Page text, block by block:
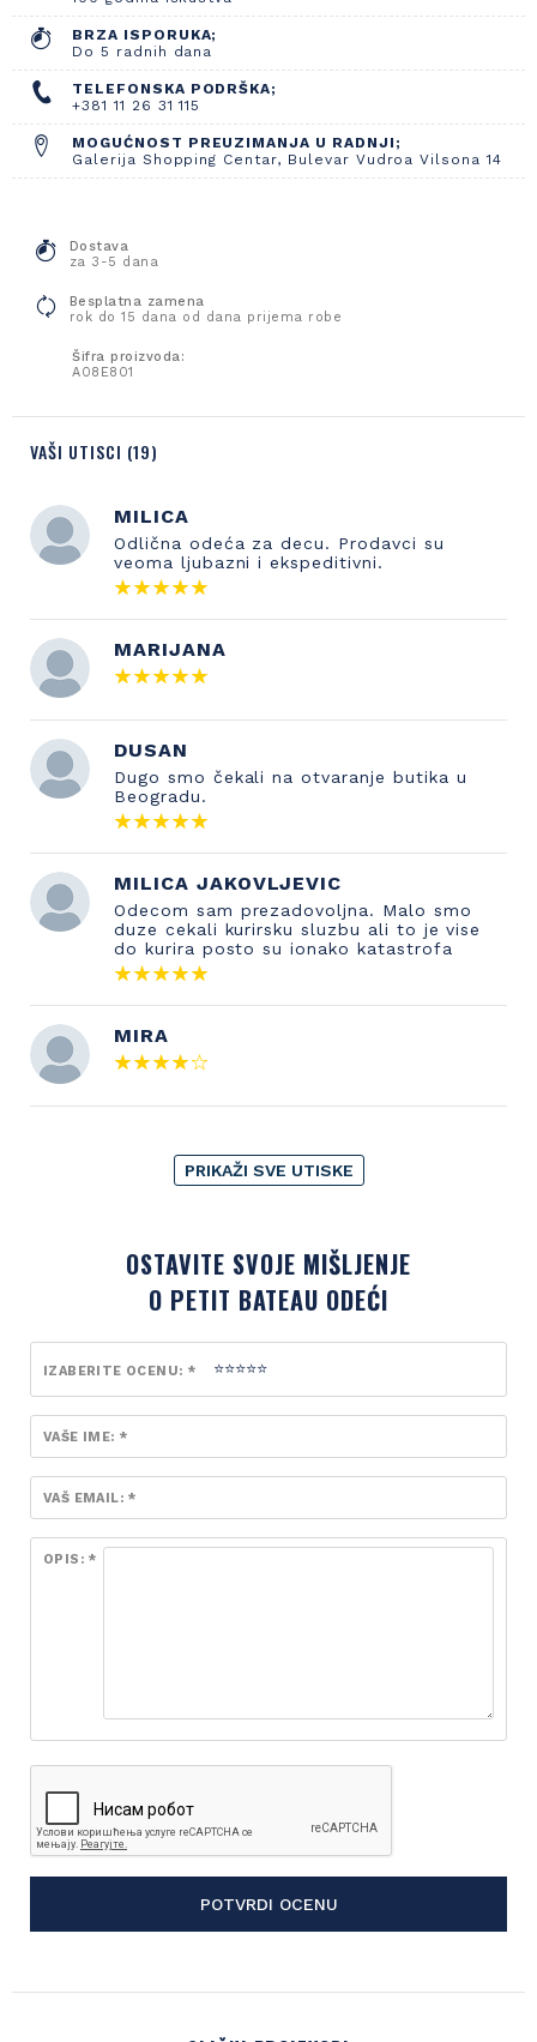
BRZA ISPORUKA;
Do 5 radnih dana
TELEFONSKA PODRŠKA;
+381 11 26 31 115
MOGUĆNOST PREUZIMANJA U RADNJI;
Galerija Shopping Centar, Bulevar Vudroa Vilsona 14
Dostava
za 3-5 dana
Besplatna zamena
rok do 15 dana od dana prijema robe
Šifra proizvoda:
A08E801
VAŠI UTISCI (19)
MILICA
Odlična odeća za decu. Prodavci su
veoma ljubazni i ekspeditivni.
MARIJANA
DUSAN
Dugo smo čekali na otvaranje butika u
Beogradu.
MILICA JAKOVLJEVIC
Odecom sam prezadovoljna. Malo smo
duze cekali kurirsku sluzbu ali to je vise
do kurira posto su ionako katastrofa
MIRA
PRIKAŽI SVE UTISKE
OSTAVITE SVOJE MIŠLJENJE
O PETIT BATEAU ODEĆI
IZABERITE OCENU: *
VAŠE IME: *
VAŠ EMAIL: *
OPIS: *
POTVRDI OCENU